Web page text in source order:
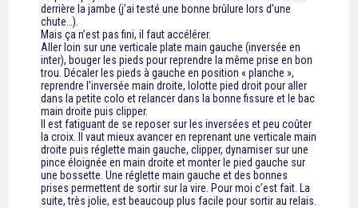
derrière la jambe (j’ai testé une bonne brûlure lors d’une
chute…).
Mais ça n’est pas fini, il faut accélérer.
Aller loin sur une verticale plate main gauche (inversée en
inter), bouger les pieds pour reprendre la même prise en bon
trou. Décaler les pieds à gauche en position « planche »,
reprendre l’inversée main droite, lolotte pied droit pour aller
dans la petite colo et relancer dans la bonne fissure et le bac
main droite puis clipper.
Il est fatiguant de se reposer sur les inversées et peu coûter
la croix. Il vaut mieux avancer en reprenant une verticale main
droite puis réglette main gauche, clipper, dynamiser sur une
pince éloignée en main droite et monter le pied gauche sur
une bossette. Une réglette main gauche et des bonnes
prises permettent de sortir sur la vire. Pour moi c’est fait. La
suite, très jolie, est beaucoup plus facile pour sortir au relais.